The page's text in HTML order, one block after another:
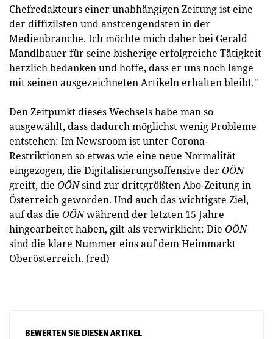
Chefredakteurs einer unabhängigen Zeitung ist eine
der diffizilsten und anstrengendsten in der
Medienbranche. Ich möchte mich daher bei Gerald
Mandlbauer für seine bisherige erfolgreiche Tätigkeit
herzlich bedanken und hoffe, dass er uns noch lange
mit seinen ausgezeichneten Artikeln erhalten bleibt."
Den Zeitpunkt dieses Wechsels habe man so
ausgewählt, dass dadurch möglichst wenig Probleme
entstehen: Im Newsroom ist unter Corona-
Restriktionen so etwas wie eine neue Normalität
eingezogen, die Digitalisierungsoffensive derOÖN
greift, die OÖNsind zur drittgrößten Abo-Zeitung in
Österreich geworden. Und auch das wichtigste Ziel,
auf das die OÖNwährend der letzten 15 Jahre
hingearbeitet haben, gilt als verwirklicht: Die OÖN
sind die klare Nummer eins auf dem Heimmarkt
Oberösterreich. (red)
BEWERTEN SIE DIESEN ARTIKEL